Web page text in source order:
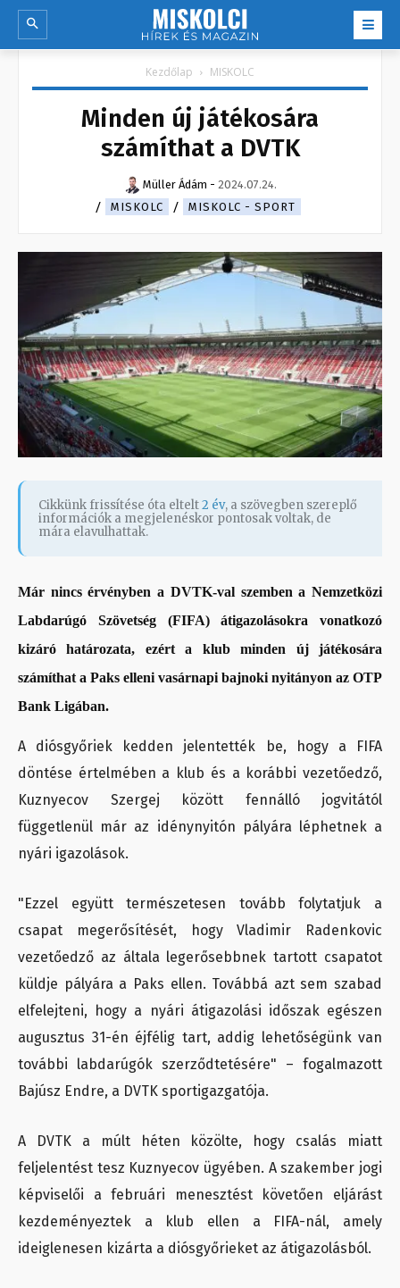
Kezdőlap MISKOLC
Minden új játékosára
számíthat a DVTK
Müller Ádám - 2024.07.24.
MISKOLC
MISKOLC - SPORT
Cikkünk frissítése óta eltelt2 év, a szövegben szereplő
információk a megjelenéskor pontosak voltak, de
mára elavulhattak.
Már nincs érvényben a DVTK-val szemben a Nemzetközi
Labdarúgó Szövetség (FIFA) átigazolásokra vonatkozó
kizáró határozata, ezért a klub minden új játékosára
számíthat a Paks elleni vasárnapi bajnoki nyitányon az OTP
Bank Ligában.
A diósgyőriek kedden jelentették be, hogy a FIFA
döntése értelmében a klub és a korábbi vezetőedző,
Kuznyecov Szergej között fennálló jogvitától
függetlenül már az idénynyitón pályára léphetnek a
nyári igazolások.
"Ezzel együtt természetesen tovább folytatjuk a
csapat megerősítését, hogy Vladimir Radenkovic
vezetőedző az általa legerősebbnek tartott csapatot
küldje pályára a Paks ellen. Továbbá azt sem szabad
elfelejteni, hogy a nyári átigazolási időszak egészen
augusztus 31-én éjfélig tart, addig lehetőségünk van
további labdarúgók szerződtetésére" – fogalmazott
Bajúsz Endre, a DVTK sportigazgatója.
A DVTK a múlt héten közölte, hogy csalás miatt
feljelentést tesz Kuznyecov ügyében. A szakember jogi
képviselői a februári menesztést követően eljárást
kezdeményeztek a klub ellen a FIFA-nál, amely
ideiglenesen kizárta a diósgyőrieket az átigazolásból.